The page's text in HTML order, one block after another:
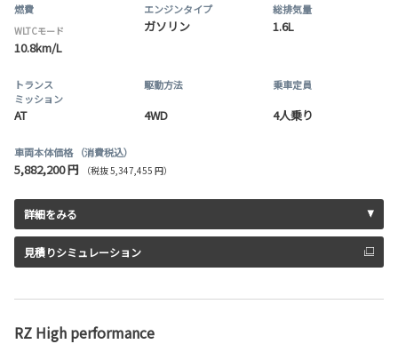
燃費
WLTCモード
10.8km/L
エンジンタイプ
ガソリン
総排気量
1.6L
トランス
ミッション
AT
駆動方法
4WD
乗車定員
4人乗り
車両本体価格 （消費税込）
5,882,200 円 （税抜 5,347,455 円）
詳細をみる
見積りシミュレーション
RZ High performance